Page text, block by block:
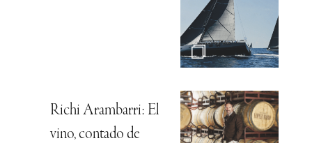
Richi Arambarri: El
vino, contado de